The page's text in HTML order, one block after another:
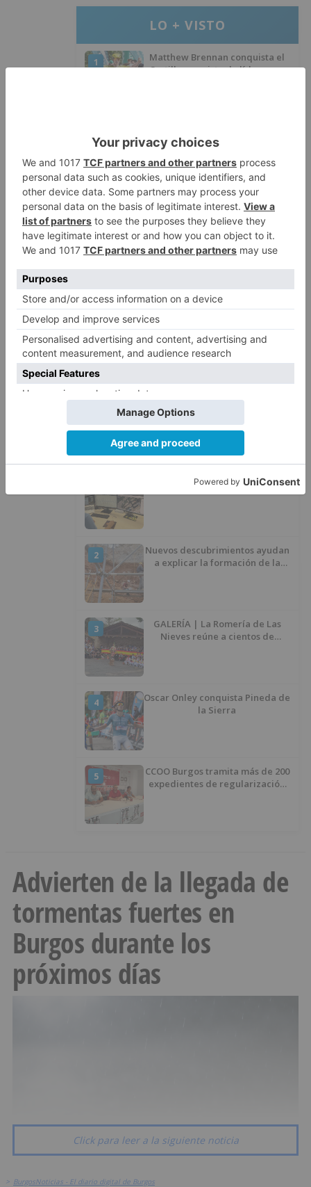
LO + VISTO
1
Matthew Brennan conquista el
Castillo y se viste de líder en el
2
calcina el tobogán del parque
infantil del Barrio del Pilar de
Burgos
3
Seis proyectos de Burgos
recibirán 7,5 millones de euros
para impulsar plantas solares
que iba en silla de ruedas tras
ser atropellado en Burgos
5
El PSOE advierte de que el
Ayuntamiento de Burgos ha
del Ministerio para sostener las
inversiones
LO ÚLTIMO
Aguas de Burgos pone en
marcha una nueva plataforma
2
Nuevos descubrimientos ayudan
a explicar la formación de la
3
GALERÍA | La Romería de Las
Nieves reúne a cientos de
4
Oscar Onley conquista Pineda de
la Sierra
5
CCOO Burgos tramita más de 200
expedientes de regularización
Advierten de la llegada de
tormentas fuertes en
Burgos durante los
próximos días
Click para leer a la siguiente noticia
> BurgosNoticias - El diario digital de Burgos